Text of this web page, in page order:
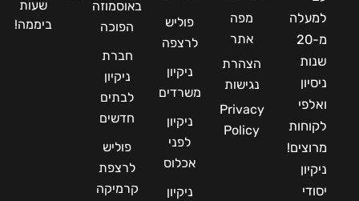
למעלה
מ-20
שנות
ניסיון
ואלפי
לקוחות
מרוצים!
ניקיון
יסודי
מפה
אתר
הצהרת
נגישות
Privacy
Policy
פוליש
לרצפה
ניקיון
משרדים
ניקיון
לפני
אכלוס
ניקיון
באוסמוזה
הפוכה
חברת
ניקיון
לבתים
חדשים
פוליש
לרצפת
קרמיקה
שעות
ביממה!